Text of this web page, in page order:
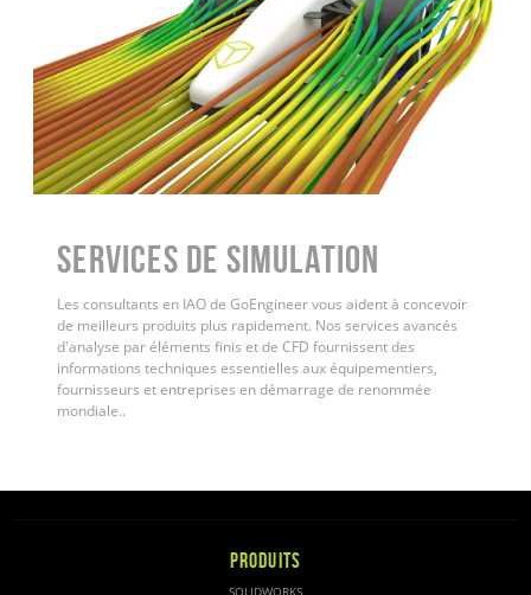
Services de simulation
Les consultants en IAO de GoEngineer vous aident à concevoir
de meilleurs produits plus rapidement. Nos services avancés
d'analyse par éléments finis et de CFD fournissent des
informations techniques essentielles aux équipementiers,
fournisseurs et entreprises en démarrage de renommée
mondiale..
PRODUITS